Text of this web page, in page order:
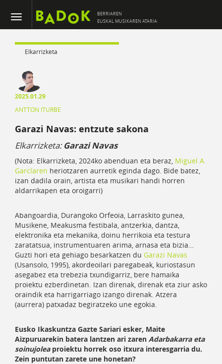
BERRIAREN
EUSKAL MUSIKAREN ATARIA
Elkarrizketa
2025.01.29
ANTTON ITURBE
Garazi Navas: entzute sakona
Elkarrizketa:Garazi Navas
(Nota: Elkarrizketa, 2024ko abenduan eta beraz, Miguel A.
Garcíaren heriotzaren aurretik eginda dago. Bide batez,
izan dadila orain, artista eta musikari handi horren
aldarrikapen eta oroigarri)
Abangoardia, Durangoko Orfeoia, Larraskito gunea,
Musikene, Meakusma festibala, antzerkia, dantza,
elektronika eta mekanika, doinu herrikoia eta testura
zaratatsua, instrumentuaren arima, arnasa eta bizia…
Guzti hori eta gehiago besarkatzen du Garazi Navas
(Usansolo, 1995), akordeoilari paregabeak, kuriostasun
asegabez eta trebezia txundigarriz, bere hamaika
proiektu ezberdinetan. Izan direnak, direnak eta ziur asko
oraindik eta harrigarriago izango direnak. Atzera
(aurrera) patxadaz begiratzeko une egokia.
Eusko Ikaskuntza Gazte Sariari esker, Maite
Aizpuruarekin batera lantzen ari zaren Adarbakarra eta
soinujoleaproiektu horrek oso itxura interesgarria du.
Zein puntutan zarete une honetan?